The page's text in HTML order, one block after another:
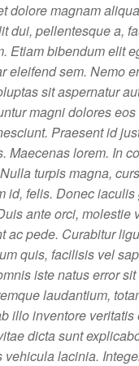
dolore magnam
dui, pellentesque a,
Etiam bibendum elit
eleifend sem. Nemo
sit aspernatur
magni dolores
Praesent id
Maecenas lorem. In
turpis magna,
id, felis. Donec
ante orci, molestie
ac pede. Curabitur
quis, facilisis vel
iste natus error
laudantium,
illo inventore veritatis
dicta sunt
vehicula lacinia.